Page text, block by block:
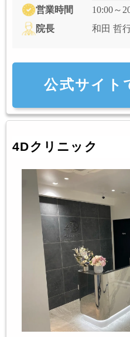
営業時間
10:00～
院長
和田 哲
公式サイト
4Dクリニック